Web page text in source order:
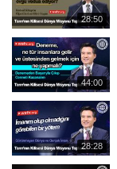
재
생
시
간
28:50
재
생
시
간
44:00
재
생
28:28